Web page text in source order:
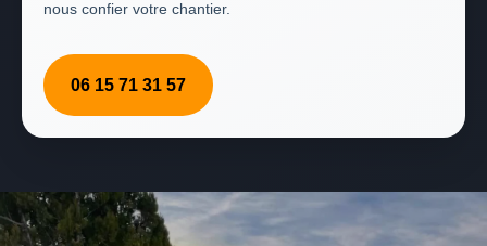
nous confier votre chantier.
06 15 71 31 57